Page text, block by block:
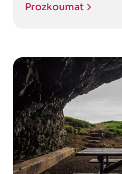
Prozkoumat